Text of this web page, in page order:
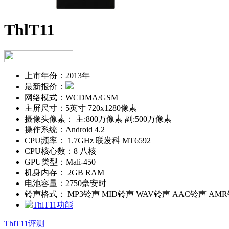
ThlT11
上市年份： 2013年
最新报价：
网络模式： WCDMA/GSM
主屏尺寸： 5英寸 720x1280像素
摄像头像素：
主:800万像素 副:500万像素
操作系统： Android 4.2
CPU频率：
1.7GHz 联发科 MT6592
CPU核心数： 8 八核
GPU类型： Mali-450
机身内存：
2GB RAM
电池容量： 2750毫安时
铃声格式：
MP3铃声 MID铃声 WAV铃声 AAC铃声
ThlT11评测